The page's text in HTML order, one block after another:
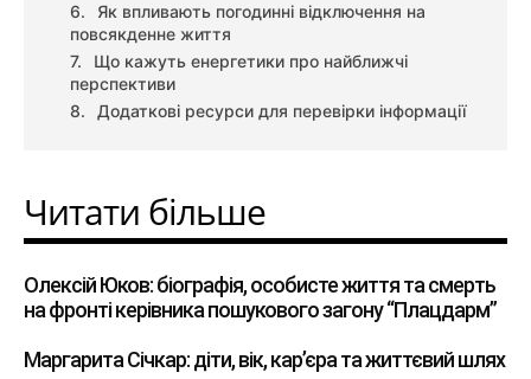
Як впливають погодинні відключення на
повсякденне життя
Що кажуть енергетики про найближчі
перспективи
Додаткові ресурси для перевірки інформації
Читати більше
Олексій Юков: біографія, особисте життя та смерть
на фронті керівника пошукового загону “Плацдарм”
Маргарита Січкар: діти, вік, кар’єра та життєвий шлях